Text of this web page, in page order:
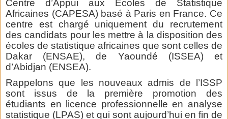
Centre d’Appui aux Ecoles de Statistique
Africaines (CAPESA) basé à Paris en France. Ce
centre est chargé uniquement du recrutement
des candidats pour les mettre à la disposition des
écoles de statistique africaines que sont celles de
Dakar (ENSAE), de Yaoundé (ISSEA) et
d’Abidjan (ENSEA).
Rappelons que les nouveaux admis de l’ISSP
sont issus de la première promotion des
étudiants en licence professionnelle en analyse
statistique (LPAS) et qui sont aujourd’hui en fin de